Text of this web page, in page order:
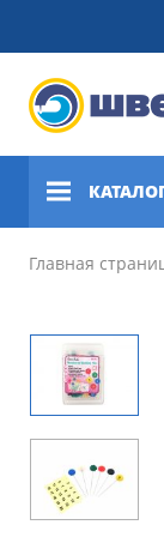
Главная